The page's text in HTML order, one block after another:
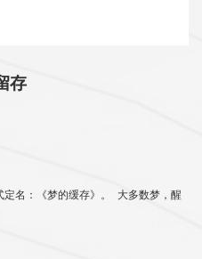
存
名：《梦的缓存》。 大多数梦，醒